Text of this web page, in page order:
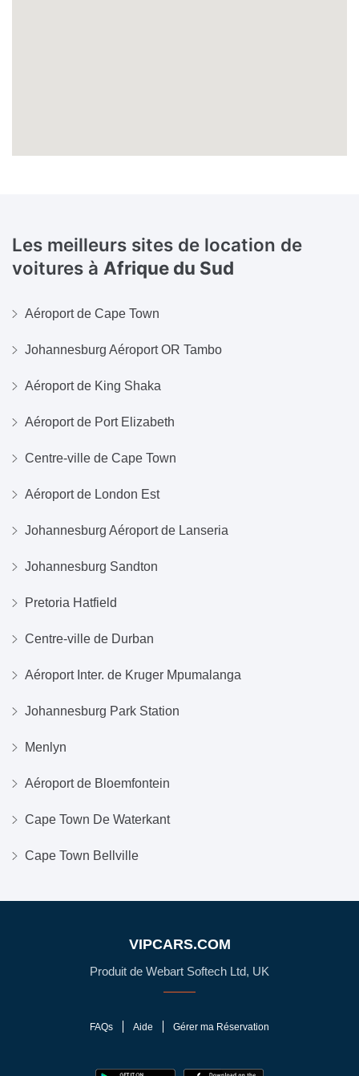
Les meilleurs sites de location de
voitures à Afrique du Sud
Aéroport de Cape Town
Johannesburg Aéroport OR Tambo
Aéroport de King Shaka
Aéroport de Port Elizabeth
Centre-ville de Cape Town
Aéroport de London Est
Johannesburg Aéroport de Lanseria
Johannesburg Sandton
Pretoria Hatfield
Centre-ville de Durban
Aéroport Inter. de Kruger Mpumalanga
Johannesburg Park Station
Menlyn
Aéroport de Bloemfontein
Cape Town De Waterkant
Cape Town Bellville
VIPCARS.COM
Produit de Webart Softech Ltd, UK
FAQs Aide Gérer ma Réservation